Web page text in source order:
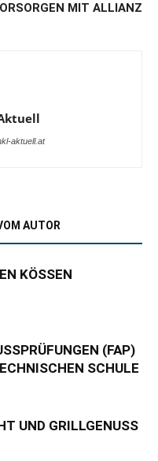
MIT ALLIANZ
aktuell.at
AUTOR
KÖSSEN
(FAP)
SCHULE
UND GRILLGENUSS